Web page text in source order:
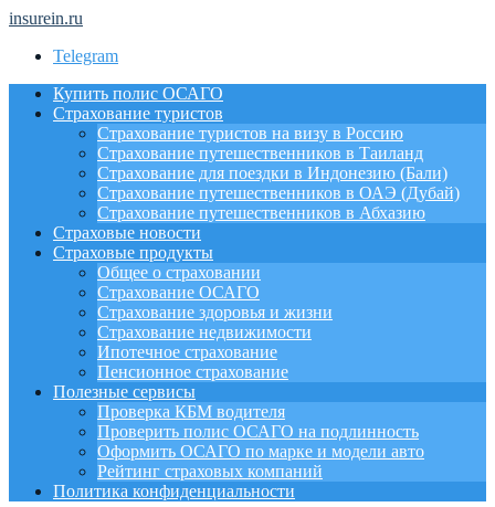
insurein.ru
Telegram
Купить полис ОСАГО
Страхование туристов
Страхование туристов на визу в Россию
Страхование путешественников в Таиланд
Страхование для поездки в Индонезию (Бали)
Страхование путешественников в ОАЭ (Дубай)
Страхование путешественников в Абхазию
Страховые новости
Страховые продукты
Общее о страховании
Страхование ОСАГО
Страхование здоровья и жизни
Страхование недвижимости
Ипотечное страхование
Пенсионное страхование
Полезные сервисы
Проверка КБМ водителя
Проверить полис ОСАГО на подлинность
Оформить ОСАГО по марке и модели авто
Рейтинг страховых компаний
Политика конфиденциальности